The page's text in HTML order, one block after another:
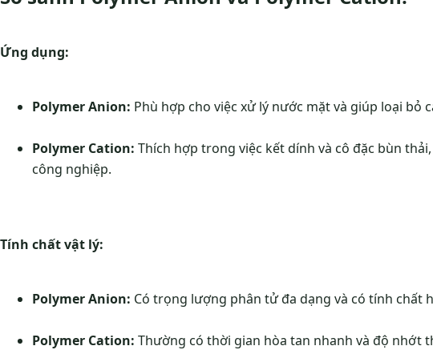
Ứng dụng:
Polymer Anion: Phù hợp cho việc xử lý nước mặt và giúp loại bỏ
Polymer Cation: Thích hợp trong việc kết dính và cô đặc bùn
công nghiệp.
Tính chất vật lý:
Polymer Anion: Có trọng lượng phân tử đa dạng và có tính chất
Polymer Cation: Thường có thời gian hòa tan nhanh và độ nhớt